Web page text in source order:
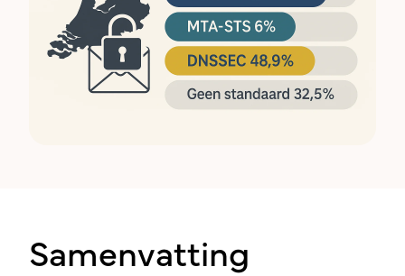
Samenvatting